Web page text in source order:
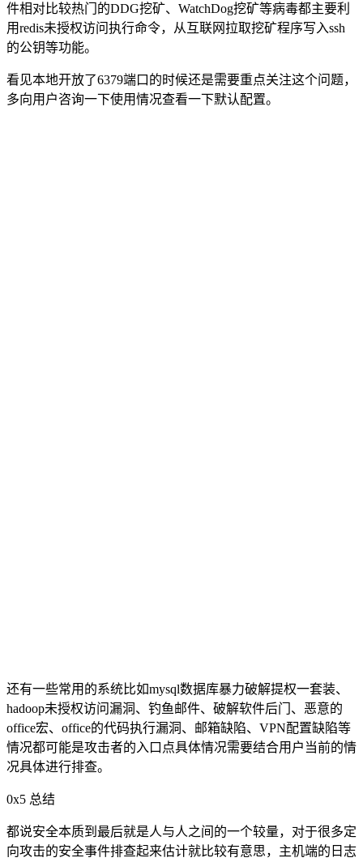
件相对比较热门的DDG挖矿、WatchDog挖矿等病毒都主要利
用redis未授权访问执行命令，从互联网拉取挖矿程序写入ssh
的公钥等功能。
看见本地开放了6379端口的时候还是需要重点关注这个问题，
多向用户咨询一下使用情况查看一下默认配置。
还有一些常用的系统比如mysql数据库暴力破解提权一套装、
hadoop未授权访问漏洞、钓鱼邮件、破解软件后门、恶意的
office宏、office的代码执行漏洞、邮箱缺陷、VPN配置缺陷等
情况都可能是攻击者的入口点具体情况需要结合用户当前的情
况具体进行排查。
0x5 总结
都说安全本质到最后就是人与人之间的一个较量，对于很多定
向攻击的安全事件排查起来估计就比较有意思，主机端的日志